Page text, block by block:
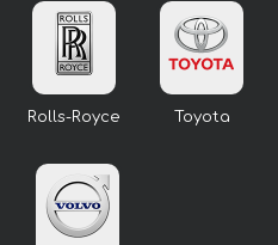
Rolls-Royce Toyota